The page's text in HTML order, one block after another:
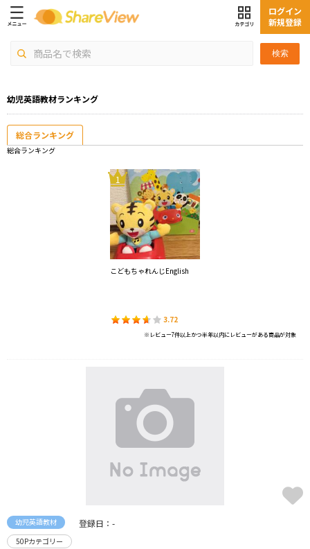
検索
ログイン
新規登録
幼児英語教材ランキング
総合ランキング
総合ランキング
1
こどもちゃれんじEnglish
3.72
※レビュー7件以上かつ半年以内にレビューがある商品が対象
幼児英語教材 登録日：-
50Pカテゴリー